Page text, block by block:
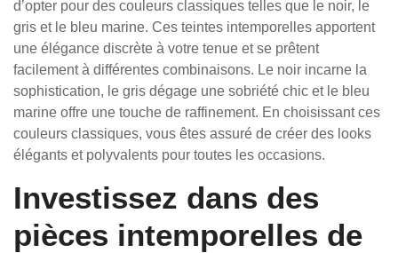
d’opter pour des couleurs classiques telles que le noir, le
gris et le bleu marine. Ces teintes intemporelles apportent
une élégance discrète à votre tenue et se prêtent
facilement à différentes combinaisons. Le noir incarne la
sophistication, le gris dégage une sobriété chic et le bleu
marine offre une touche de raffinement. En choisissant ces
couleurs classiques, vous êtes assuré de créer des looks
élégants et polyvalents pour toutes les occasions.
Investissez dans des
pièces intemporelles de